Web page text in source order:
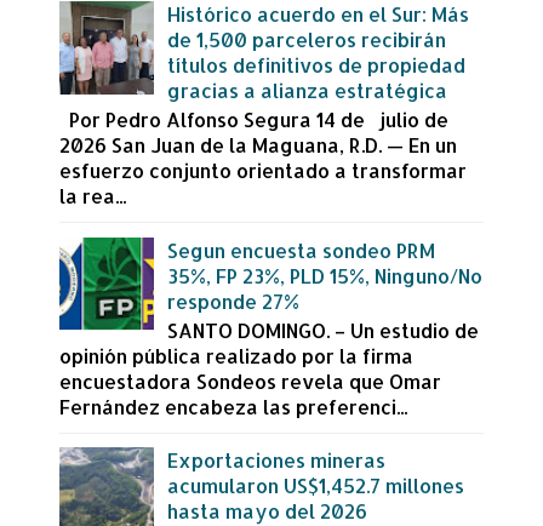
Histórico acuerdo en el Sur: Más
de 1,500 parceleros recibirán
títulos definitivos de propiedad
gracias a alianza estratégica
Por Pedro Alfonso Segura 14 de julio de
2026 San Juan de la Maguana, R.D. — En un
esfuerzo conjunto orientado a transformar
la rea...
Segun encuesta sondeo PRM
35%, FP 23%, PLD 15%, Ninguno/No
responde 27%
SANTO DOMINGO. – Un estudio de
opinión pública realizado por la firma
encuestadora Sondeos revela que Omar
Fernández encabeza las preferenci...
Exportaciones mineras
acumularon US$1,452.7 millones
hasta mayo del 2026